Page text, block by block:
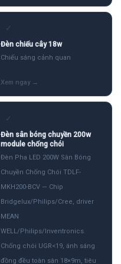
✓
Đèn chiếu cây 18w
Chiếu sáng cảnh quan
✓
Đèn sân bóng chuyền 200w
module chống chói
Đèn Pha LED 200W Sân Bóng
Chuyền Chống Chói TDLF-
MKH200-BCV — Chip
Bridgelux/Philips/Cree, driver
MEAN
WELL/Philips/Inventronics.
Chống chói UGR<19, ánh sáng
đồng đều toàn sân 18×9m, tiêu